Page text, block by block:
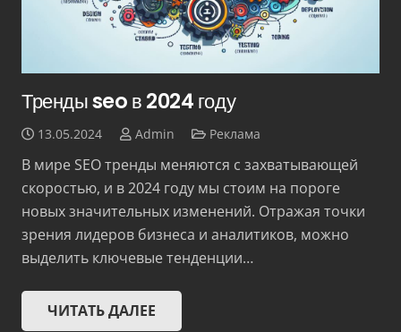
Тренды seo в 2024 году
13.05.2024 Admin Реклама
В мире SEO тренды меняются с захватывающей
скоростью, и в 2024 году мы стоим на пороге
новых значительных изменений. Отражая точки
зрения лидеров бизнеса и аналитиков, можно
выделить ключевые тенденции…
ЧИТАТЬ ДАЛЕЕ